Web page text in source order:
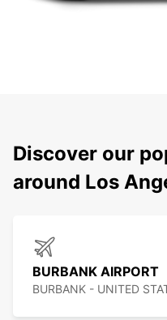
Discover our
around Los
BURBANK AIRPORT
BURBANK - UNITED